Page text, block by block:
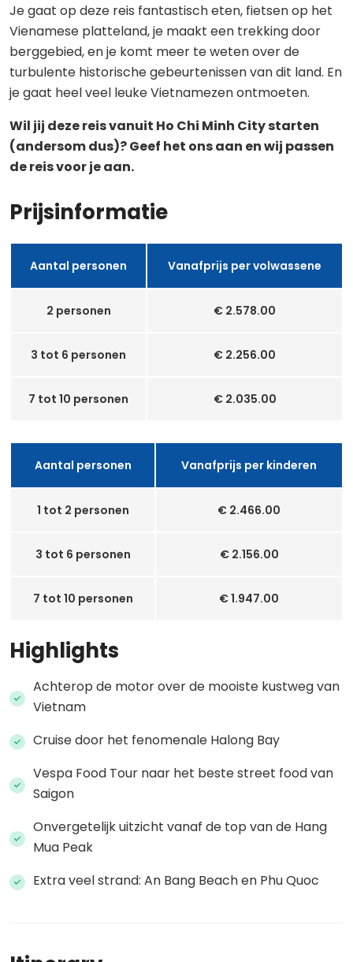
Je gaat op deze reis fantastisch eten, fietsen op het
Vienamese platteland, je maakt een trekking door
berggebied, en je komt meer te weten over de
turbulente historische gebeurtenissen van dit land. En
je gaat heel veel leuke Vietnamezen ontmoeten.
Wil jij deze reis vanuit Ho Chi Minh City starten
(andersom dus)? Geef het ons aan en wij passen
de reis voor je aan.
Prijsinformatie
Aantal personen Vanafprijs per volwassene
2 personen € 2.578.00
3 tot 6 personen € 2.256.00
7 tot 10 personen € 2.035.00
Aantal personen Vanafprijs per kinderen
1 tot 2 personen € 2.466.00
3 tot 6 personen € 2.156.00
7 tot 10 personen € 1.947.00
Highlights
Achterop de motor over de mooiste kustweg van
Vietnam
Cruise door het fenomenale Halong Bay
Vespa Food Tour naar het beste street food van
Saigon
Onvergetelijk uitzicht vanaf de top van de Hang
Mua Peak
Extra veel strand: An Bang Beach en Phu Quoc